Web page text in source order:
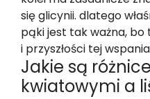
się glicynii. dlatego
pąki jest tak ważna,
i przyszłości tej
Jakie są
kwiatowymi a